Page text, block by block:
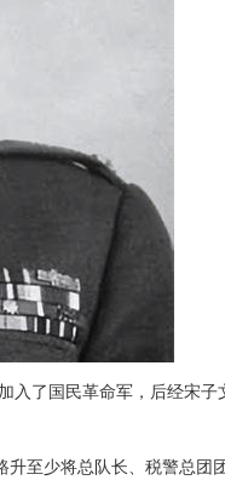
了国民革命军，后经宋
至少将总队长、税警总团